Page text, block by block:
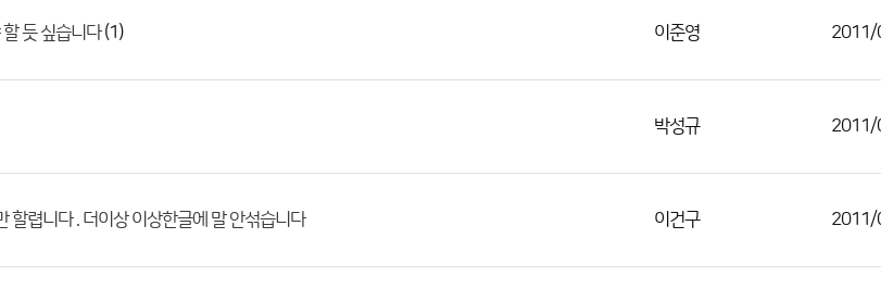
듯 싶습니다(1) 이준영 2011/
박성규 2011/
할렵니다 . 더이상 이상한글에 말 안섞습니다 이건구 2011/